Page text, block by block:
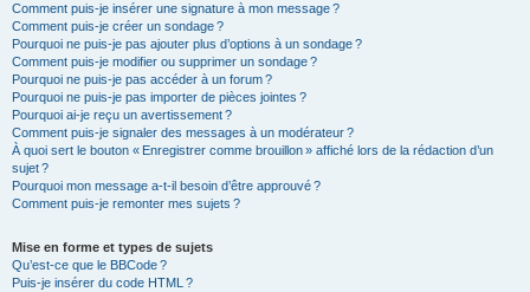
Comment puis-je insérer une signature à mon message ?
Comment puis-je créer un sondage ?
Pourquoi ne puis-je pas ajouter plus d’options à un sondage ?
Comment puis-je modifier ou supprimer un sondage ?
Pourquoi ne puis-je pas accéder à un forum ?
Pourquoi ne puis-je pas importer de pièces jointes ?
Pourquoi ai-je reçu un avertissement ?
Comment puis-je signaler des messages à un modérateur ?
À quoi sert le bouton « Enregistrer comme brouillon » affiché lors de la rédaction d’un
sujet ?
Pourquoi mon message a-t-il besoin d’être approuvé ?
Comment puis-je remonter mes sujets ?
Mise en forme et types de sujets
Qu’est-ce que le BBCode ?
Puis-je insérer du code HTML ?